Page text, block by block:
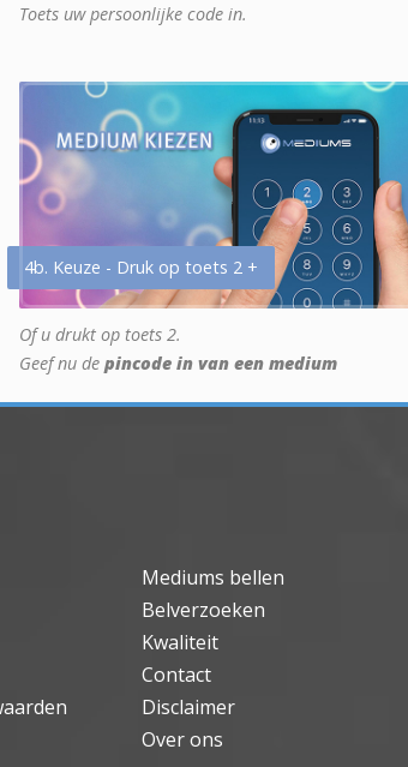
Toets uw persoonlijke code in.
4b. Keuze - Druk op toets 2 +
Of u drukt op toets 2.
Geef nu de pincode in van een medium
Mediums bellen
Belverzoeken
Kwaliteit
Contact
Disclaimer
Over ons